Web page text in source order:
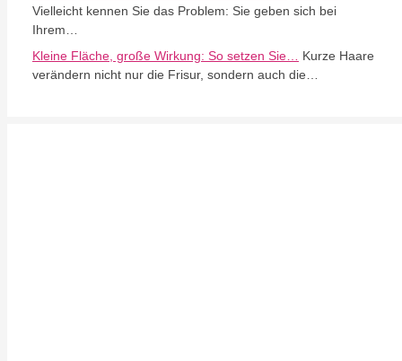
Vielleicht kennen Sie das Problem: Sie geben sich bei
Ihrem…
Kleine Fläche, große Wirkung: So setzen Sie…
Kurze Haare
verändern nicht nur die Frisur, sondern auch die…